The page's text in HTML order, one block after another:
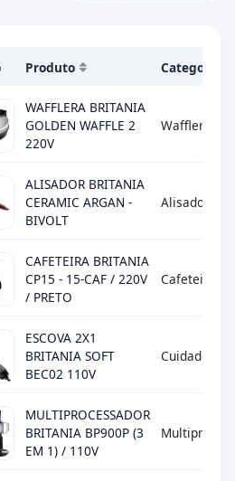
Produto Categoría
WAFFLERA BRITANIA
GOLDEN WAFFLE 2
220V
Wafflera
ALISADOR BRITANIA
CERAMIC ARGAN -
BIVOLT
Alisadores
CAFETEIRA BRITANIA
CP15 - 15-CAF / 220V
/ PRETO
Cafeteiras
ESCOVA 2X1
BRITANIA SOFT
BEC02 110V
Cuidados
MULTIPROCESSADOR
BRITANIA BP900P (3
EM 1) / 110V